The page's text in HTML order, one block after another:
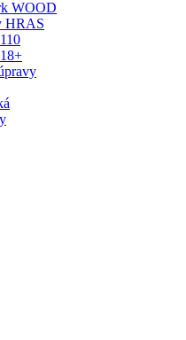
WOOD
HRAS